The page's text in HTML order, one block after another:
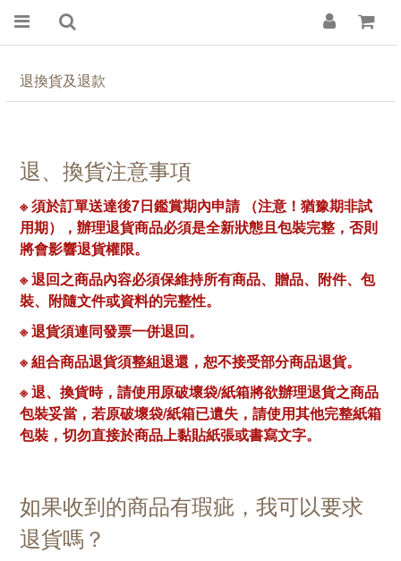
退換貨及退款
退、換貨注意事項
※ 須於訂單送達後7日鑑賞期內申請 （注意！猶豫期非試
用期），辦理退貨商品必須是全新狀態且包裝完整，否則
將會影響退貨權限。
※ 退回之商品內容必須保維持所有商品、贈品、附件、包
裝、附隨文件或資料的完整性。
※ 退貨須連同發票一併退回。
※ 組合商品退貨須整組退還，恕不接受部分商品退貨。
※ 退、換貨時，請使用原破壞袋/紙箱將欲辦理退貨之商品
包裝妥當，若原破壞袋/紙箱已遺失，請使用其他完整紙箱
包裝，切勿直接於商品上黏貼紙張或書寫文字。
如果收到的商品有瑕疵，我可以要求
退貨嗎？